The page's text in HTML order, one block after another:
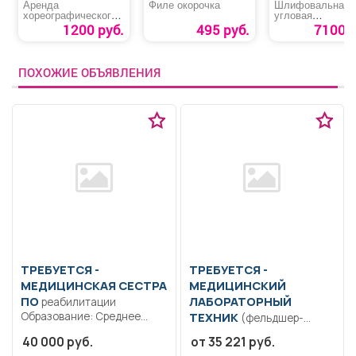
Аренда
хореографического
зала 1200 руб.
Филе окорочка
495 руб.
Шлифовальная
угловая
аккумуляторная
машина «MTX-
7100
ПОХОЖИЕ ОБЪЯВЛЕНИЯ
ТРЕБУЕТСЯ -
МЕДИЦИНСКАЯ СЕСТРА
ПО реабилитации
Образование: Среднее
образование.. Оказание
40 000 руб.
ТРЕБУЕТСЯ -
МЕДИЦИНСКИЙ
ЛАБОРАТОРНЫЙ
ТЕХНИК(фельдшер-
Среднее
от 35 221 руб.